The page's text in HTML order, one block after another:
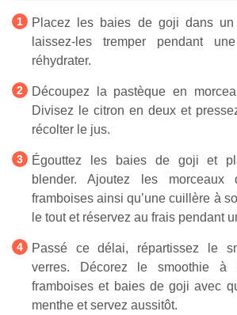
Placez les baies de goji dans
laissez-les tremper pendant
réhydrater.
Découpez la pastèque en
Divisez le citron en deux et
récolter le jus.
Égouttez les baies de goji et
blender. Ajoutez les morceaux
framboises ainsi qu’une cuillère à
le tout et réservez au frais pendant
Passé ce délai, répartissez le
verres. Décorez le smoothie à
framboises et baies de goji avec
menthe et servez aussitôt.